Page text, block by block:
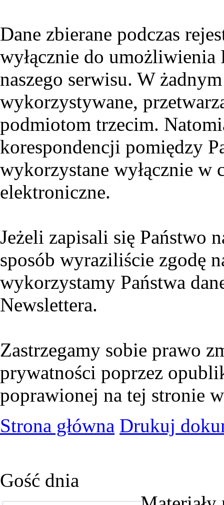
Dane zbierane podczas
wyłącznie do umożliwienia
naszego serwisu. W
wykorzystywane,
podmiotom trzecim.
korespondencji pomiędzy
wykorzystane wyłącznie w
elektroniczne.
Jeżeli zapisali się Państwo
sposób wyraziliście zgodę
wykorzystamy Państwa
Newslettera.
Zastrzegamy sobie prawo
prywatności poprzez
poprawionej na tej stronie
Strona główna Drukuj
Gość dnia